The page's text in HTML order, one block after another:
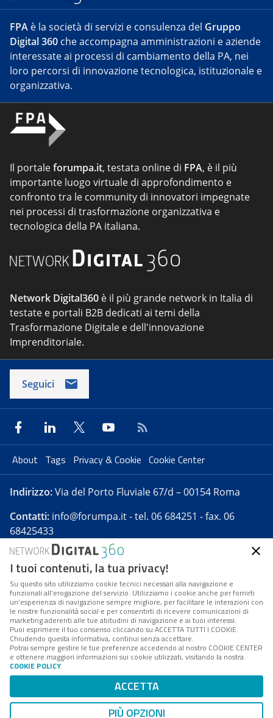
FPA è la società di servizi e consulenza del Gruppo
Digital 360 che accompagna amministrazioni e aziende
interessate ai processi di cambiamento della PA, nei
loro percorsi di innovazione tecnologica, istituzionale e
organizzativa.
Il portaleforumpa.it, testata online di FPA, è il più
importante luogo virtuale di approfondimento e
confronto tra le community di innovatori impegnate
nei processi di trasformazione organizzativa e
tecnologica della PA italiana.
Network Digital360 è il più grande network in Italia di
testate e portali B2B dedicati ai temi della
Trasformazione Digitale e dell'innovazione
Imprenditoriale.
Seguici
About Tags Privacy & Cookie Cookie Center
Indirizzo:Via del Porto Fluviale 67/d – 00154 Roma
Contatti: info@forumpa.it- tel. 06 684251 - fax. 06
68425433
Forumpa.itè una pubblicazione telematica iscritta
presso Registro della stampa del Tribunale di Roma -
Reg. n. 182 del 2 maggio 2008 - Direttore resp. Michela
Stentella
FPA s.r.l. è società soggetta a Direzione e
Coordinamento da parte di Digital360 S.p.A. - FPA s.r.l.
è un'azienda certificata per il sistema di management
Codice Fiscale/Partita IVA n. 10693191008 - R.E.A. Roma
n. 1249791. ISP AWS
Mappa del sito
I tuoi contenuti, la tua privacy!
Su questo sito utilizziamo cookie tecnici necessari alla navigazione e
funzionali all’erogazione del servizio. Utilizziamo i cookie anche per fornirti
un’esperienza di navigazione sempre migliore, per facilitare le interazioni con
le nostre funzionalità social e per consentirti di ricevere comunicazioni di
marketing aderenti alle tue abitudini di navigazione e ai tuoi interessi.
Puoi esprimere il tuo consenso cliccando su ACCETTA TUTTI I COOKIE.
Chiudendo questa informativa, continui senza accettare.
Potrai sempre gestire le tue preferenze accedendo al nostro COOKIE CENTER
e ottenere maggiori informazioni sui cookie utilizzati, visitando la nostra
COOKIE POLICY.
ACCETTA
PIÙ OPZIONI